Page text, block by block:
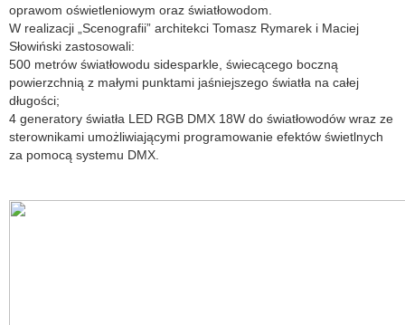
oprawom oświetleniowym oraz światłowodom.
W realizacji „Scenografii” architekci Tomasz Rymarek i Maciej
Słowiński zastosowali:
500 metrów światłowodu sidesparkle, świecącego boczną
powierzchnią z małymi punktami jaśniejszego światła na całej
długości;
4 generatory światła LED RGB DMX 18W do światłowodów wraz ze
sterownikami umożliwiającymi programowanie efektów świetlnych
za pomocą systemu DMX.